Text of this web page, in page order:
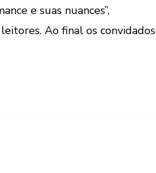
e suas nuances”,
Ao final os convidados